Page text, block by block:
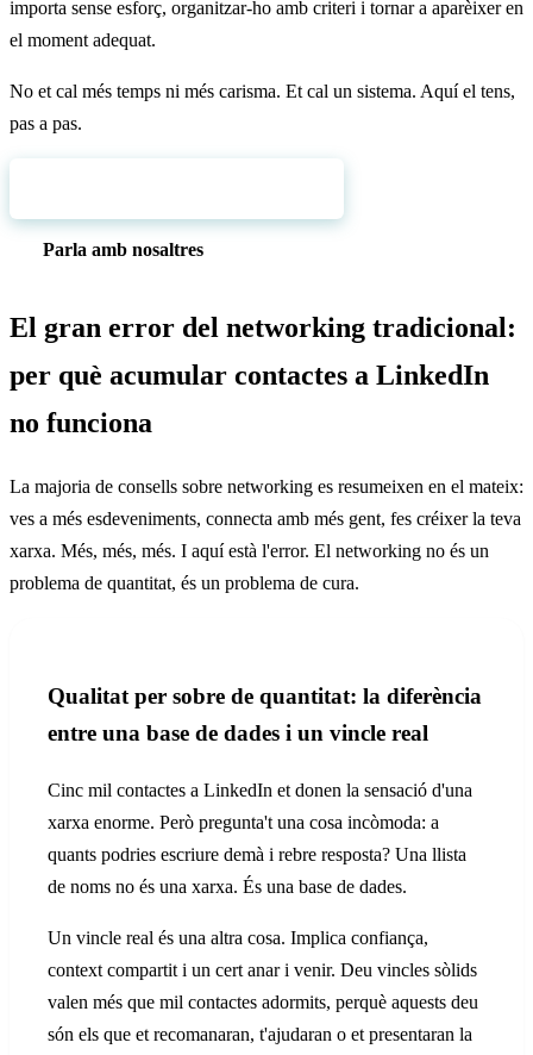
importa sense esforç, organitzar-ho amb criteri i tornar a aparèixer en
el moment adequat.
No et cal més temps ni més carisma. Et cal un sistema. Aquí el tens,
pas a pas.
Parla amb nosaltres
El gran error del networking tradicional:
per què acumular contactes a LinkedIn
no funciona
La majoria de consells sobre networking es resumeixen en el mateix:
ves a més esdeveniments, connecta amb més gent, fes créixer la teva
xarxa. Més, més, més. I aquí està l'error. El networking no és un
problema de quantitat, és un problema de cura.
Qualitat per sobre de quantitat: la diferència
entre una base de dades i un vincle real
Cinc mil contactes a LinkedIn et donen la sensació d'una
xarxa enorme. Però pregunta't una cosa incòmoda: a
quants podries escriure demà i rebre resposta? Una llista
de noms no és una xarxa. És una base de dades.
Un vincle real és una altra cosa. Implica confiança,
context compartit i un cert anar i venir. Deu vincles sòlids
valen més que mil contactes adormits, perquè aquests deu
són els que et recomanaran, t'ajudaran o et presentaran la